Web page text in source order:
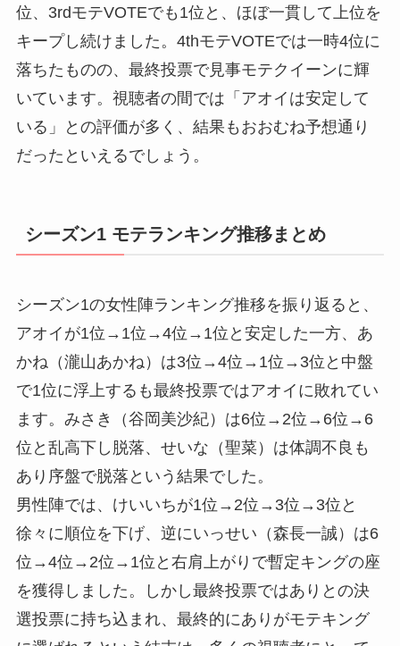
位、3rdモテVOTEでも1位と、ほぼ一貫して上位を
キープし続けました。4thモテVOTEでは一時4位に
落ちたものの、最終投票で見事モテクイーンに輝
いています。視聴者の間では「アオイは安定して
いる」との評価が多く、結果もおおむね予想通り
だったといえるでしょう。
シーズン1 モテランキング推移まとめ
シーズン1の女性陣ランキング推移を振り返ると、
アオイが1位→1位→4位→1位と安定した一方、あ
かね（瀧山あかね）は3位→4位→1位→3位と中盤
で1位に浮上するも最終投票ではアオイに敗れてい
ます。みさき（谷岡美沙紀）は6位→2位→6位→6
位と乱高下し脱落、せいな（聖菜）は体調不良も
あり序盤で脱落という結果でした。
男性陣では、けいいちが1位→2位→3位→3位と
徐々に順位を下げ、逆にいっせい（森長一誠）は6
位→4位→2位→1位と右肩上がりで暫定キングの座
を獲得しました。しかし最終投票ではありとの決
選投票に持ち込まれ、最終的にありがモテキング